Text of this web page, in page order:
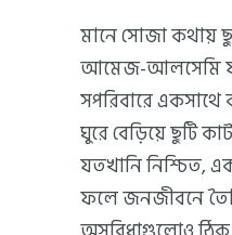
মানে সোজা কথায়
আমেজ-আলসেমি
সপরিবারে একসাথে
ঘুরে বেড়িয়ে ছুটি
যতখানি নিশ্চিত,
ফলে জনজীবনে